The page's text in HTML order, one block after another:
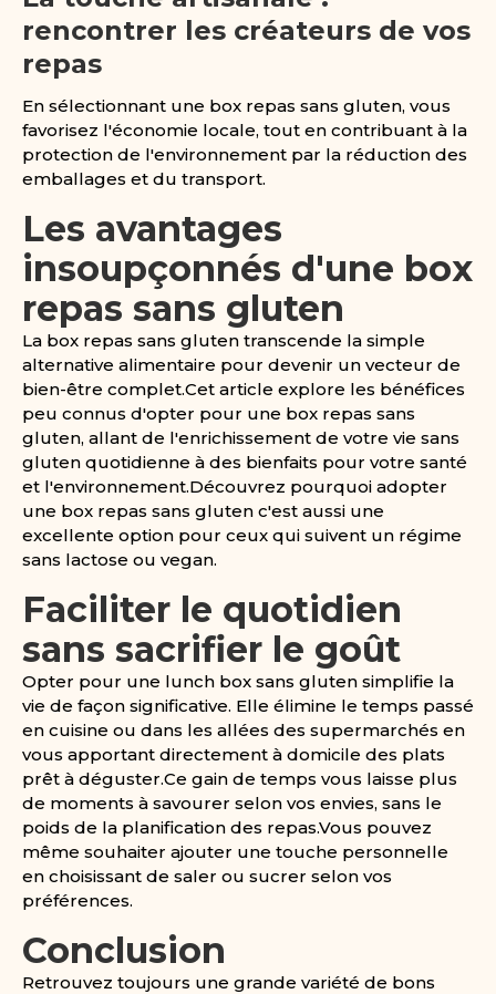
rencontrer les créateurs de vos
repas
En sélectionnant une box repas sans gluten, vous
favorisez l'économie locale, tout en contribuant à la
protection de l'environnement par la réduction des
emballages et du transport.
Les avantages
insoupçonnés d'une box
repas sans gluten
La box repas sans gluten transcende la simple
alternative alimentaire pour devenir un vecteur de
bien-être complet.Cet article explore les bénéfices
peu connus d'opter pour une box repas sans
gluten, allant de l'enrichissement de votre vie sans
gluten quotidienne à des bienfaits pour votre santé
et l'environnement.Découvrez pourquoi adopter
une box repas sans gluten c'est aussi une
excellente option pour ceux qui suivent un régime
sans lactose ou vegan.
Faciliter le quotidien
sans sacrifier le goût
Opter pour une lunch box sans gluten simplifie la
vie de façon significative. Elle élimine le temps passé
en cuisine ou dans les allées des supermarchés en
vous apportant directement à domicile des plats
prêt à déguster.Ce gain de temps vous laisse plus
de moments à savourer selon vos envies, sans le
poids de la planification des repas.Vous pouvez
même souhaiter ajouter une touche personnelle
en choisissant de saler ou sucrer selon vos
préférences.
Conclusion
Retrouvez toujours une grande variété de bons